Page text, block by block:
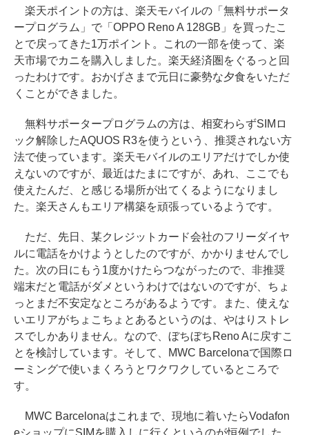
楽天ポイントの方は、楽天モバイルの「無料サポータ
ープログラム」で「OPPO Reno A 128GB」を買ったこ
とで戻ってきた1万ポイント。これの一部を使って、楽
天市場でカニを購入しました。楽天経済圏をぐるっと回
ったわけです。おかげさまで元日に豪勢な夕食をいただ
くことができました。
無料サポータープログラムの方は、相変わらずSIMロ
ック解除したAQUOS R3を使うという、推奨されない方
法で使っています。楽天モバイルのエリアだけでしか使
えないのですが、最近はたまにですが、あれ、ここでも
使えたんだ、と感じる場所が出てくるようになりまし
た。楽天さんもエリア構築を頑張っているようです。
ただ、先日、某クレジットカード会社のフリーダイヤ
ルに電話をかけようとしたのですが、かかりませんでし
た。次の日にもう1度かけたらつながったので、非推奨
端末だと電話がダメというわけではないのですが、ちょ
っとまだ不安定なところがあるようです。また、使えな
いエリアがちょこちょとあるというのは、やはりストレ
スでしかありません。なので、ぼちぼちReno Aに戻すこ
とを検討しています。そして、MWC Barcelonaで国際ロ
ーミングで使いまくろうとワクワクしているところで
す。
MWC Barcelonaはこれまで、現地に着いたらVodafon
eショップにSIMを購入しに行くというのが恒例でした